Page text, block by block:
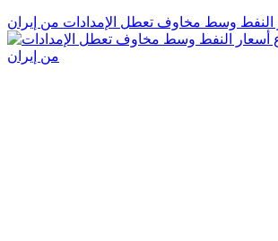
النفط وسط مخاوف تعطل الإمدادات من إيران